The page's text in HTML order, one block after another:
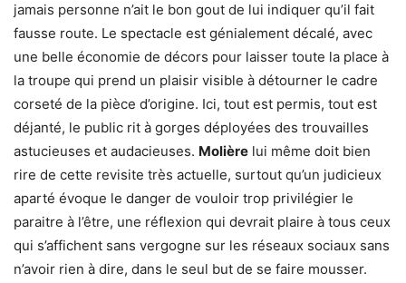
jamais personne n’ait le bon gout de lui indiquer qu’il fait
fausse route. Le spectacle est génialement décalé, avec
une belle économie de décors pour laisser toute la place à
la troupe qui prend un plaisir visible à détourner le cadre
corseté de la pièce d’origine. Ici, tout est permis, tout est
déjanté, le public rit à gorges déployées des trouvailles
astucieuses et audacieuses. Molière lui même doit bien
rire de cette revisite très actuelle, surtout qu’un judicieux
aparté évoque le danger de vouloir trop privilégier le
paraitre à l’être, une réflexion qui devrait plaire à tous ceux
qui s’affichent sans vergogne sur les réseaux sociaux sans
n’avoir rien à dire, dans le seul but de se faire mousser.